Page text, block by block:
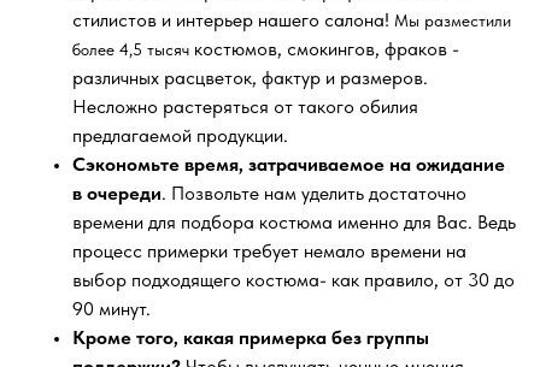
стилистов и интерьер нашего салона! Мы разместили
более 4,5 тысяч костюмов, смокингов, фраков -
различных расцветок, фактур и размеров.
Несложно растеряться от такого обилия
предлагаемой продукции.
Сэкономьте время, затрачиваемое на ожидание
в очереди. Позвольте нам уделить достаточно
времени для подбора костюма именно для Вас. Ведь
процесс примерки требует немало времени на
выбор подходящего костюма- как правило, от 30 до
90 минут.
Кроме того, какая примерка без группы